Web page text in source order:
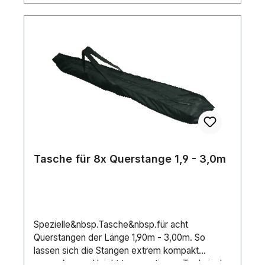
Tasche für 8x Querstange 1,9 - 3,0m
Spezielle&nbsp.Tasche&nbsp.für acht
Querstangen der Länge 1,90m - 3,00m. So
lassen sich die Stangen extrem kompakt